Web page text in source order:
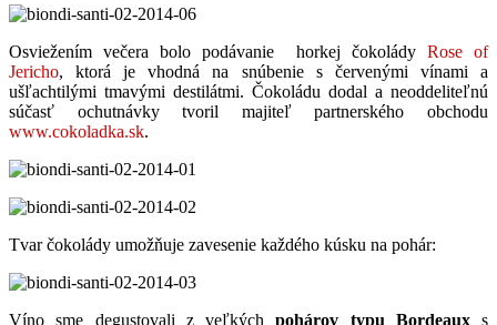
Osviežením večera bolo podávanie horkej čokolády Rose of
Jericho, ktorá je vhodná na snúbenie s červenými vínami a
ušľachtilými tmavými destilátmi. Čokoládu dodal a neoddeliteľnú
súčasť ochutnávky tvoril majiteľ partnerského obchodu
www.cokoladka.sk.
Tvar čokolády umožňuje zavesenie každého kúsku na pohár:
Víno sme degustovali z veľkýchpohárov typu Bordeauxs